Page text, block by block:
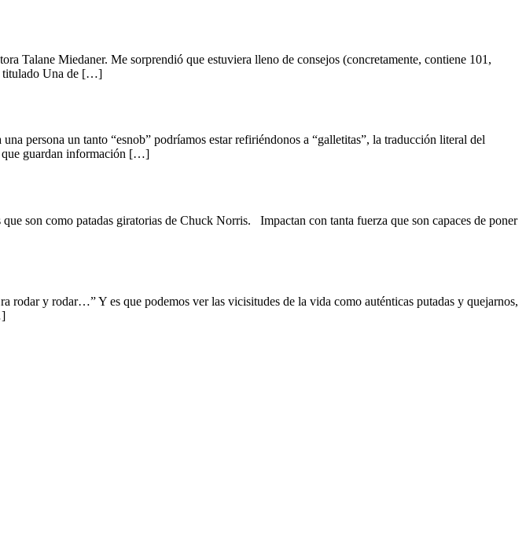
Talane Miedaner. Me sorprendió que estuviera lleno de consejos (concretamente, contiene 101,
titulado Una de […]
persona un tanto “esnob” podríamos estar refiriéndonos a “galletitas”, la traducción literal del
que guardan información […]
son como patadas giratorias de Chuck Norris. Impactan con tanta fuerza que son capaces de poner
y rodar…” Y es que podemos ver las vicisitudes de la vida como auténticas putadas y quejarnos,